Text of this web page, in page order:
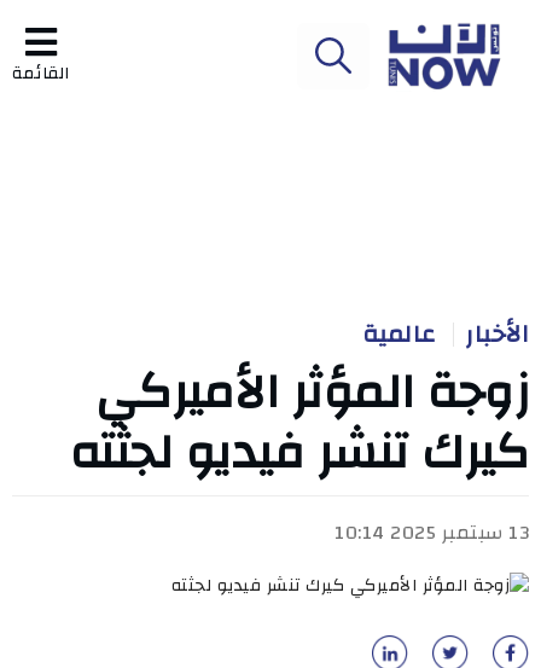
القائمة
الأخبار عالمية
زوجة المؤثر الأميركي
كيرك تنشر فيديو لجثته
13 سبتمبر 2025 10:14